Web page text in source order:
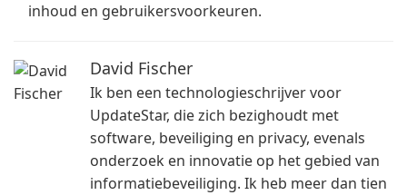
inhoud en gebruikersvoorkeuren.
David Fischer
Ik ben een technologieschrijver voor
UpdateStar, die zich bezighoudt met
software, beveiliging en privacy, evenals
onderzoek en innovatie op het gebied van
informatiebeveiliging. Ik heb meer dan tien